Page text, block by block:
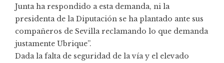
Junta ha respondido a esta demanda, ni la
presidenta de la Diputación se ha plantado ante sus
compañeros de Sevilla reclamando lo que demanda
justamente Ubrique”.
Dada la falta de seguridad de la vía y el elevado